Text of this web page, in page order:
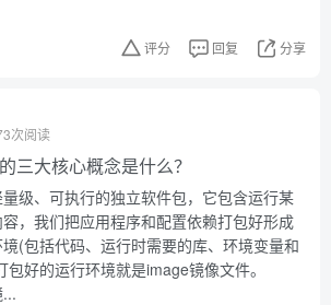
评分 回复 分享
次阅读
三大核心概念是什么？
级、可执行的独立软件包，它包含运行某
，我们把应用程序和配置依赖打包好形成
(包括代码、运行时需要的库、环境变量和
好的运行环境就是image镜像文件。